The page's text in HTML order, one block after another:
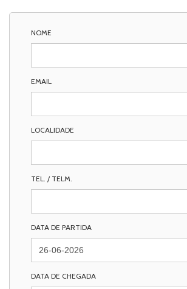
NOME
EMAIL
LOCALIDADE
TEL. / TELM.
DATA DE PARTIDA
DATA DE CHEGADA